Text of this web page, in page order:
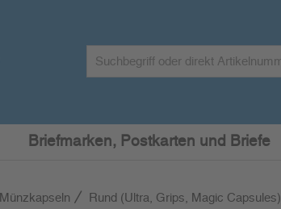
Briefmarken, Postkarten und Briefe
Münzkapseln
Rund (Ultra, Grips, Magic Capsules)